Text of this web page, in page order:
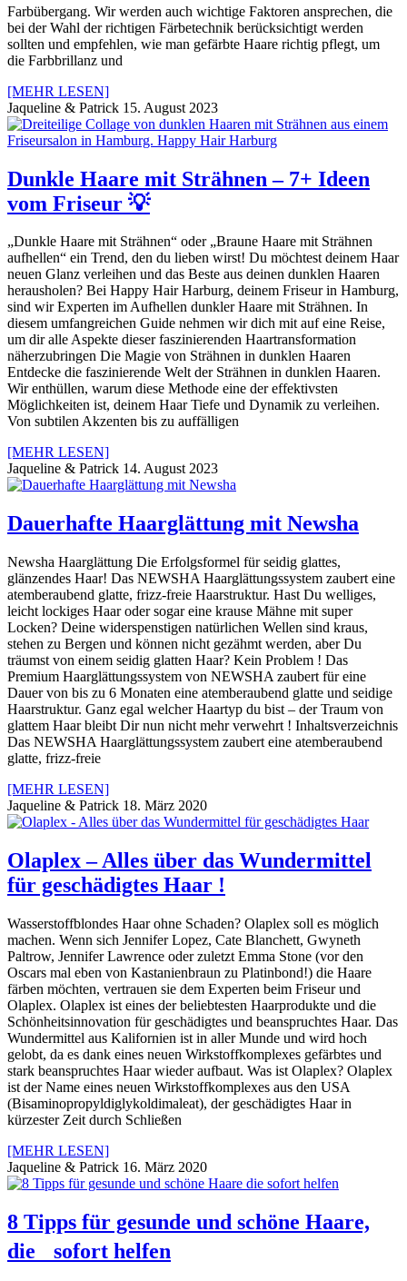
Farbübergang. Wir werden auch wichtige Faktoren ansprechen, die
bei der Wahl der richtigen Färbetechnik berücksichtigt werden
sollten und empfehlen, wie man gefärbte Haare richtig pflegt, um
die Farbbrillanz und
[MEHR LESEN]
Jaqueline & Patrick 15. August 2023
Dunkle Haare mit Strähnen – 7+ Ideen
vom Friseur 💡
„Dunkle Haare mit Strähnen“ oder „Braune Haare mit Strähnen
aufhellen“ ein Trend, den du lieben wirst! Du möchtest deinem Haar
neuen Glanz verleihen und das Beste aus deinen dunklen Haaren
herausholen? Bei Happy Hair Harburg, deinem Friseur in Hamburg,
sind wir Experten im Aufhellen dunkler Haare mit Strähnen. In
diesem umfangreichen Guide nehmen wir dich mit auf eine Reise,
um dir alle Aspekte dieser faszinierenden Haartransformation
näherzubringen Die Magie von Strähnen in dunklen Haaren
Entdecke die faszinierende Welt der Strähnen in dunklen Haaren.
Wir enthüllen, warum diese Methode eine der effektivsten
Möglichkeiten ist, deinem Haar Tiefe und Dynamik zu verleihen.
Von subtilen Akzenten bis zu auffälligen
[MEHR LESEN]
Jaqueline & Patrick 14. August 2023
Dauerhafte Haarglättung mit Newsha
Newsha Haarglättung Die Erfolgsformel für seidig glattes,
glänzendes Haar! Das NEWSHA Haarglättungssystem zaubert eine
atemberaubend glatte, frizz-freie Haarstruktur. Hast Du welliges,
leicht lockiges Haar oder sogar eine krause Mähne mit super
Locken? Deine widerspenstigen natürlichen Wellen sind kraus,
stehen zu Bergen und können nicht gezähmt werden, aber Du
träumst von einem seidig glatten Haar? Kein Problem ! Das
Premium Haarglättungssystem von NEWSHA zaubert für eine
Dauer von bis zu 6 Monaten eine atemberaubend glatte und seidige
Haarstruktur. Ganz egal welcher Haartyp du bist – der Traum von
glattem Haar bleibt Dir nun nicht mehr verwehrt ! Inhaltsverzeichnis
Das NEWSHA Haarglättungssystem zaubert eine atemberaubend
glatte, frizz-freie
[MEHR LESEN]
Jaqueline & Patrick 18. März 2020
Olaplex – Alles über das Wundermittel
für geschädigtes Haar !
Wasserstoffblondes Haar ohne Schaden? Olaplex soll es möglich
machen. Wenn sich Jennifer Lopez, Cate Blanchett, Gwyneth
Paltrow, Jennifer Lawrence oder zuletzt Emma Stone (vor den
Oscars mal eben von Kastanienbraun zu Platinbond!) die Haare
färben möchten, vertrauen sie dem Experten beim Friseur und
Olaplex. Olaplex ist eines der beliebtesten Haarprodukte und die
Schönheitsinnovation für geschädigtes und beanspruchtes Haar. Das
Wundermittel aus Kalifornien ist in aller Munde und wird hoch
gelobt, da es dank eines neuen Wirkstoffkomplexes gefärbtes und
stark beanspruchtes Haar wieder aufbaut. Was ist Olaplex? Olaplex
ist der Name eines neuen Wirkstoffkomplexes aus den USA
(Bisaminopropyldiglykoldimaleat), der geschädigtes Haar in
kürzester Zeit durch Schließen
[MEHR LESEN]
Jaqueline & Patrick 16. März 2020
8 Tipps für gesunde und schöne Haare,
die sofort helfen